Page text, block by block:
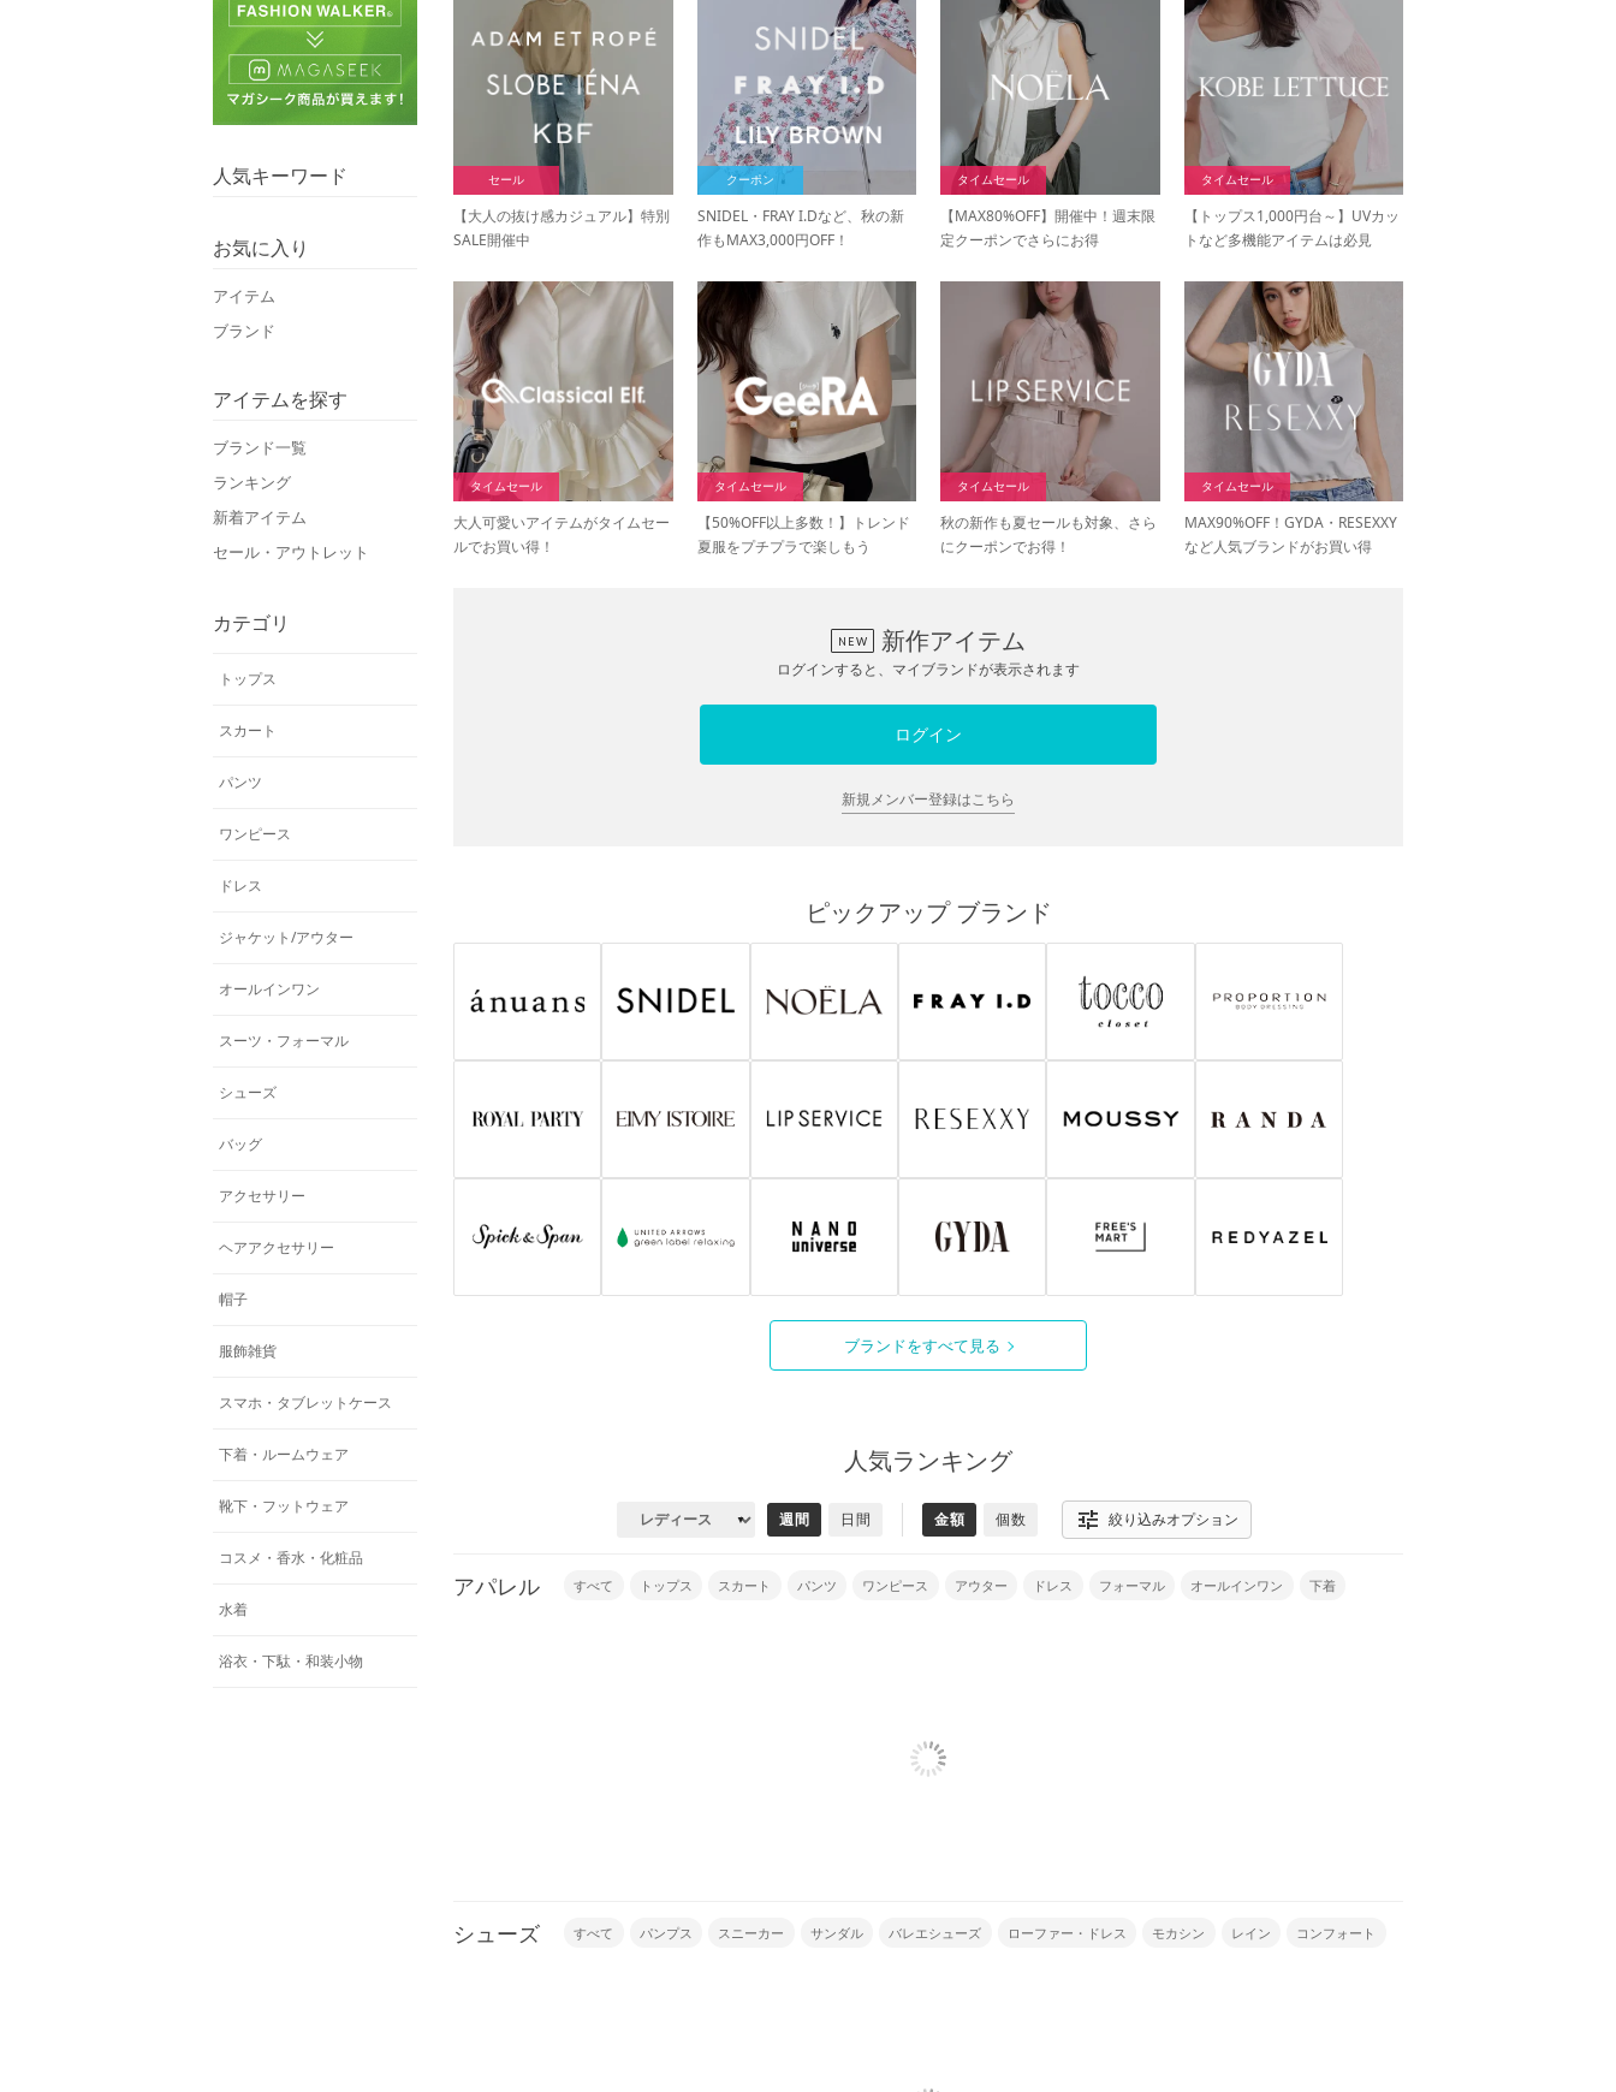
人気キーワード
お気に入り
アイテム
ブランド
アイテムを探す
ブランド一覧
ランキング
新着アイテム
セール・アウトレット
カテゴリ
トップス
スカート
パンツ
ワンピース
ドレス
ジャケット/アウター
オールインワン
スーツ・フォーマル
シューズ
バッグ
アクセサリー
ヘアアクセサリー
帽子
服飾雑貨
スマホ・タブレットケース
下着・ルームウェア
靴下・フットウェア
コスメ・香水・化粧品
水着
浴衣・下駄・和装小物
セール
【大人の抜け感カジュアル】特別
SALE開催中
クーポン
SNIDEL・FRAY I.Dなど、秋の新
作もMAX3,000円OFF！
タイムセール
【MAX80%OFF】開催中！週末限
定クーポンでさらにお得
タイムセール
【トップス1,000円台～】UVカッ
トなど多機能アイテムは必見
タイムセール
大人可愛いアイテムがタイムセー
ルでお買い得！
タイムセール
【50%OFF以上多数！】トレンド
夏服をプチプラで楽しもう
タイムセール
秋の新作も夏セールも対象、さら
にクーポンでお得！
タイムセール
MAX90%OFF！GYDA・RESEXXY
など人気ブランドがお買い得
新作アイテム
ログインすると、マイブランドが表示されます
ログイン
新規メンバー登録はこちら
ピックアップ ブランド
ブランドをすべて見る
人気ランキング
週間 日間 金額 個数 tune 絞り込みオプション
アパレル すべて トップス スカート パンツ ワンピース アウター ドレス フォーマル オールインワン 下着
シューズ すべて パンプス スニーカー
サンダル
バレエシューズ ローファー・ドレス モカシン レイン コンフォート